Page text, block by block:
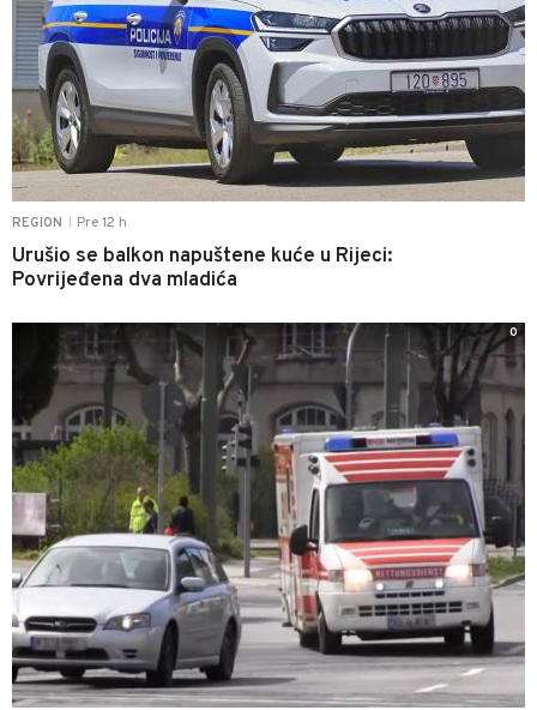
REGION Pre 12 h
Urušio se balkon napuštene kuće u Rijeci:
Povrijeđena dva mladića
0